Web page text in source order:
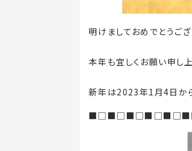
明けましておめでとうござ
本年も宜しくお願い申し
新年は2023年1月4日から